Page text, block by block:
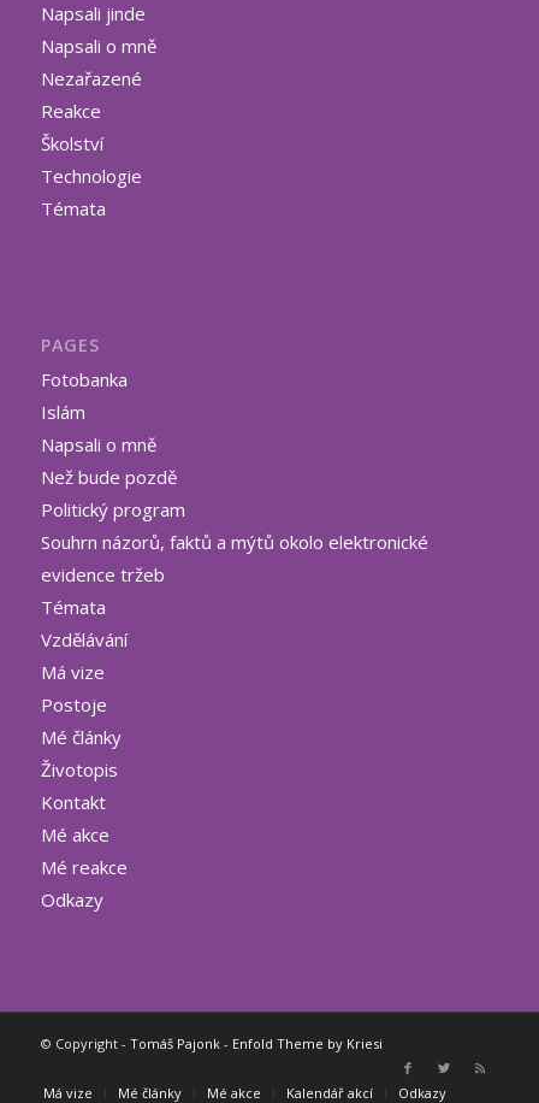
Napsali jinde
Napsali o mně
Nezařazené
Reakce
Školství
Technologie
Témata
PAGES
Fotobanka
Islám
Napsali o mně
Než bude pozdě
Politický program
Souhrn názorů, faktů a mýtů okolo elektronické
evidence tržeb
Témata
Vzdělávání
Má vize
Postoje
Mé články
Životopis
Kontakt
Mé akce
Mé reakce
Odkazy
© Copyright - Tomáš Pajonk- Enfold Theme by Kriesi
Má vize Mé články Mé akce Kalendář akcí Odkazy